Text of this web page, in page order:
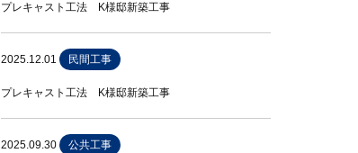
プレキャスト工法 K様邸新築工事
2025.12.01 民間工事
プレキャスト工法 K様邸新築工事
2025.09.30 公共工事